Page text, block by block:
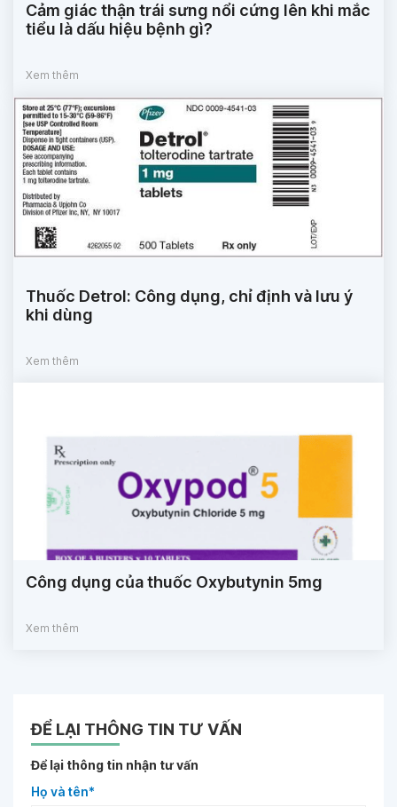
Cảm giác thận trái sưng nổi cứng lên khi mắc
tiểu là dấu hiệu bệnh gì?
Xem thêm
Thuốc Detrol: Công dụng, chỉ định và lưu ý
khi dùng
Xem thêm
Công dụng của thuốc Oxybutynin 5mg
Xem thêm
ĐỂ LẠI THÔNG TIN TƯ VẤN
Để lại thông tin nhận tư vấn
Họ và tên*